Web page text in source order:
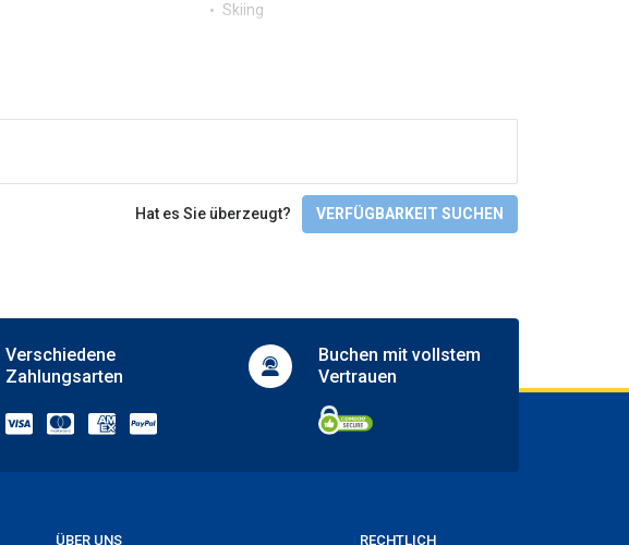
Skiing
Hat es Sie überzeugt? VERFÜGBARKEIT SUCHEN
Verschiedene
Zahlungsarten
Buchen mitvollstem
Vertrauen
ÜBER UNS RECHTLICH